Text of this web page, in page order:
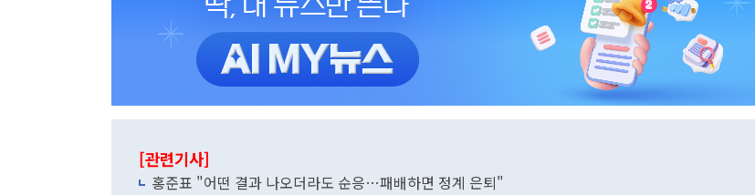
[관련기사]
홍준표 "어떤 결과 나오더라도 순응…패배하면 정계 은퇴"